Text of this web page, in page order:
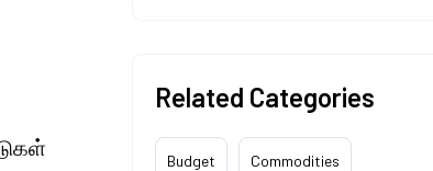
Related Categories
Budget Commodities